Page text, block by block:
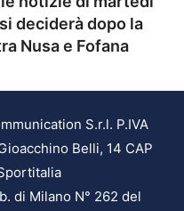
deciderà dopo la
Nusa e Fofana
S.r.l. P.IVA
Belli, 14 CAP
di Milano N° 262 del